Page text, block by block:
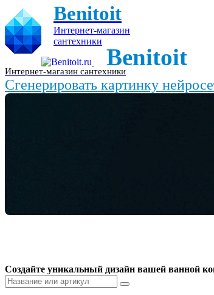
Benitoit
Интернет-магазин
сантехники
Benitoit
Интернет-магазин сантехники
Сгенерировать картинку
Создайте уникальный дизайн вашей ванной